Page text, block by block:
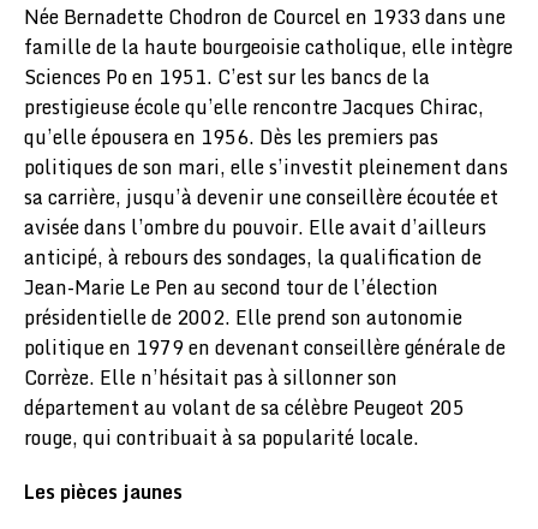
Née Bernadette Chodron de Courcel en 1933 dans une
famille de la haute bourgeoisie catholique, elle intègre
Sciences Po en 1951. C’est sur les bancs de la
prestigieuse école qu’elle rencontre Jacques Chirac,
qu’elle épousera en 1956. Dès les premiers pas
politiques de son mari, elle s’investit pleinement dans
sa carrière, jusqu’à devenir une conseillère écoutée et
avisée dans l’ombre du pouvoir. Elle avait d’ailleurs
anticipé, à rebours des sondages, la qualification de
Jean-Marie Le Pen au second tour de l’élection
présidentielle de 2002. Elle prend son autonomie
politique en 1979 en devenant conseillère générale de
Corrèze. Elle n’hésitait pas à sillonner son
département au volant de sa célèbre Peugeot 205
rouge, qui contribuait à sa popularité locale.
Les pièces jaunes